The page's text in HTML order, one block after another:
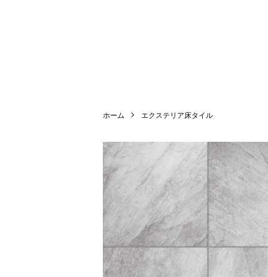
ホーム エクステリア床タイル